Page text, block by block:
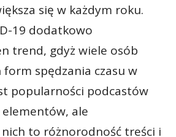
się w każdym roku.
19 dodatkowo
trend, gdyż wiele osób
form spędzania czasu w
popularności podcastów
elementów, ale
nich to różnorodność treści i